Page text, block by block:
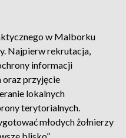
w Malborku
Najpierw rekrutacja,
informacji
oraz przyjęcie
lokalnych
terytorialnych.
młodych żołnierzy